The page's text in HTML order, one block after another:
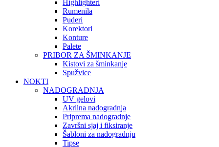
Highlighteri
Rumenila
Puderi
Korektori
Konture
Palete
PRIBOR ZA ŠMINKANJE
Kistovi za šminkanje
Spužvice
NOKTI
NADOGRADNJA
UV gelovi
Akrilna nadogradnja
Priprema nadogradnje
Završni sjaj i fiksiranje
Šabloni za nadogradnju
Tipse